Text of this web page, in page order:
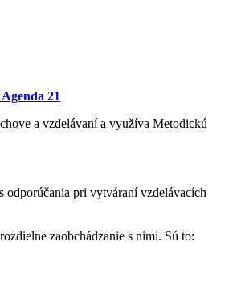
21
a vzdelávaní a využíva Metodickú
odporúčania pri vytváraní vzdelávacích
zaobchádzanie s nimi. Sú to: